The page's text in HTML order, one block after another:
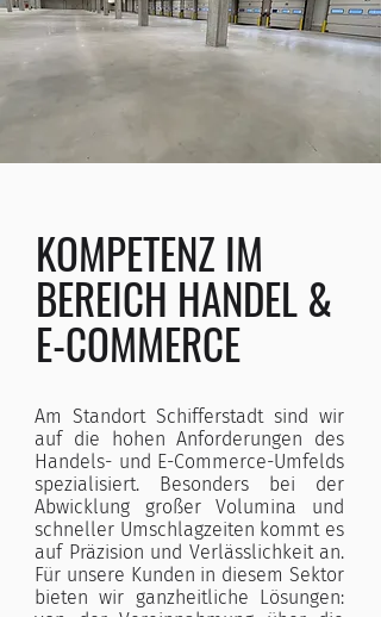
KOMPETENZ IM
BEREICH HANDEL &
E-COMMERCE
Am Standort Schifferstadt sind wir
auf die hohen Anforderungen des
Handels- und E-Commerce-Umfelds
spezialisiert. Besonders bei der
Abwicklung großer Volumina und
schneller Umschlagzeiten kommt es
auf Präzision und Verlässlichkeit an.
Für unsere Kunden in diesem Sektor
bieten wir ganzheitliche Lösungen: